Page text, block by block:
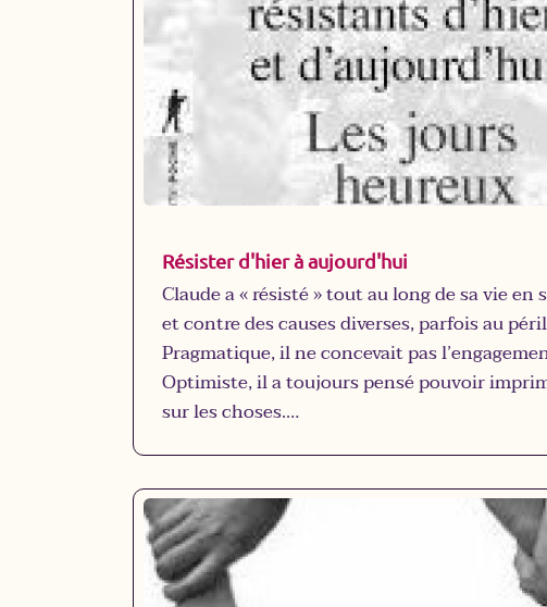
Résister d'hier à aujourd'hui
Claude a « résisté » tout au long de sa vie en
et contre des causes diverses, parfois au
Pragmatique, il ne concevait pas
Optimiste, il a toujours pensé pouvoir
sur les choses.
pétainiste puis en adhérant et militant
au PC.
Par la suite, ses engagements ont impliqué
politiques, économiques et sociaux plus